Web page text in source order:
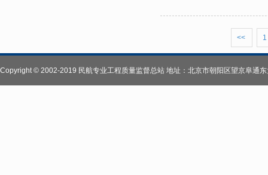
<< 1
Copyright © 2002-2019 民航专业工程质量监督总站 地址：北京市朝阳区望京阜通